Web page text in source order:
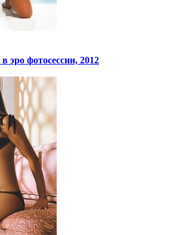
эро фотосессии, 2012